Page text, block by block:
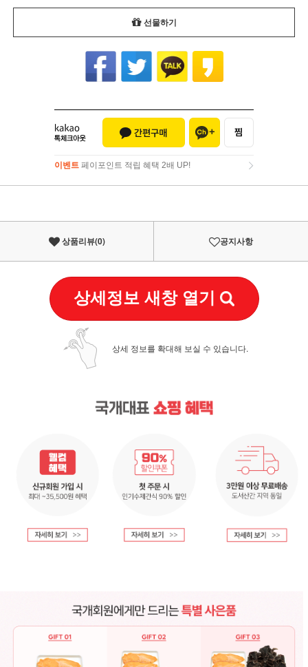
선물하기
이벤트 페이포인트 적립 혜택 2배 UP!
이벤트페이포인트 적립 혜택 2배 UP!
상품리뷰(0) 공지사항
상세정보 새창 열기
상세 정보를 확대해 보실 수 있습니다.